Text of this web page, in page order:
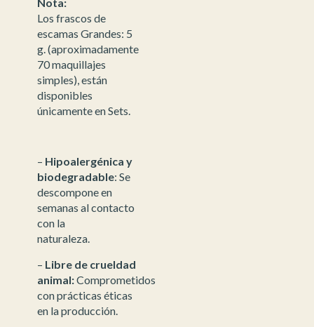
Los frascos de
escamas Grandes: 5
g. (aproximadamente
70 maquillajes
simples), están
disponibles
únicamente en Sets.
– Hipoalergénica y
biodegradable: Se
descompone en
semanas al contacto
con la
naturaleza.
– Libre de crueldad
animal:Comprometidos
con prácticas éticas
en la producción.